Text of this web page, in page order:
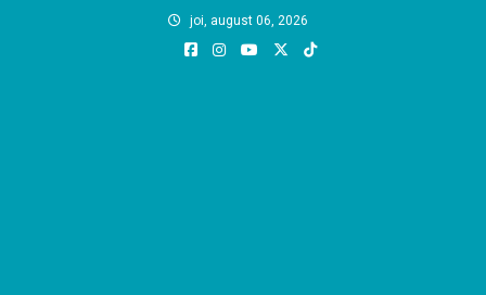
joi, august 06, 2026